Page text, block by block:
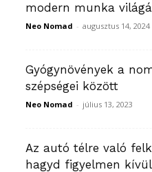
modern munka
Neo Nomad - augusztus 14, 2024
Gyógynövények a
szépségei között
Neo Nomad - július 13, 2023
Az autó télre való
hagyd figyelmen